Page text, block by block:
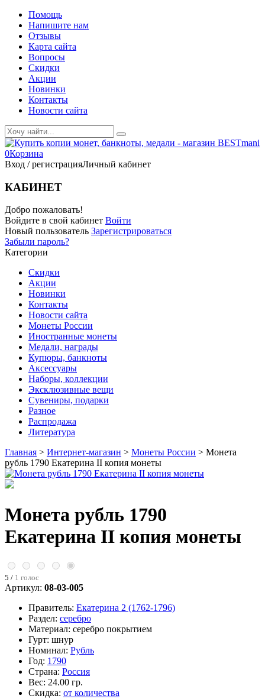
Помощь
Напишите нам
Отзывы
Карта сайта
Вопросы
Скидки
Акции
Новинки
Контакты
Новости сайта
0Корзина
Вход / регистрацияЛичный кабинет
КАБИНЕТ
Добро пожаловать!
Войдите в свой кабинет Войти
Новый пользователь Зарегистрироваться
Забыли пароль?
Категории
Скидки
Акции
Новинки
Контакты
Новости сайта
Монеты России
Иностранные монеты
Медали, награды
Купюры, банкноты
Аксессуары
Наборы, коллекции
Эксклюзивные вещи
Сувениры, подарки
Разное
Распродажа
Литература
Главная > Интернет-магазин > Монеты России > Монета
рубль 1790 Екатерина II копия монеты
Монета рубль 1790
Екатерина II копия монеты
5 / 1 голос
Артикул: 08-03-005
Правитель: Екатерина 2 (1762-1796)
Раздел: серебро
Материал: серебро покрытием
Гурт: шнур
Номинал: Рубль
Год: 1790
Страна: Россия
Вес: 24.00 гр.
Скидка: от количества